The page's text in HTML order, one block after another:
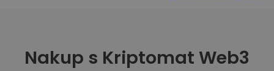
Nakup s Kriptomat Web3